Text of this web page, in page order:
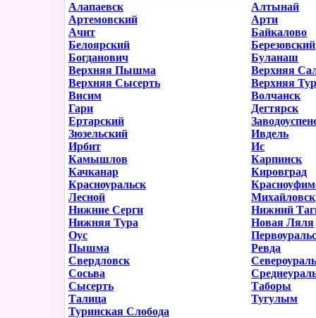
Алапаевск
Алтынай
Артемовский
Арти
Ачит
Байкалово
Белоярский
Березовский
Богданович
Буланаш
Верхняя Пышма
Верхняя
Верхняя Сысерть
Верхняя
Висим
Волчанск
Гари
Дегтярск
Ертарский
Зюзельский
Ивдель
Ирбит
Ис
Камышлов
Карпинск
Качканар
Кировград
Красноуральск
Лесной
Михайловск
Нижние Серги
Нижний
Нижняя Тура
Новая Ляля
Оус
Пышма
Ревда
Свердловск
Сосьва
Сысерть
Таборы
Талица
Тугулым
Туринская Слобода